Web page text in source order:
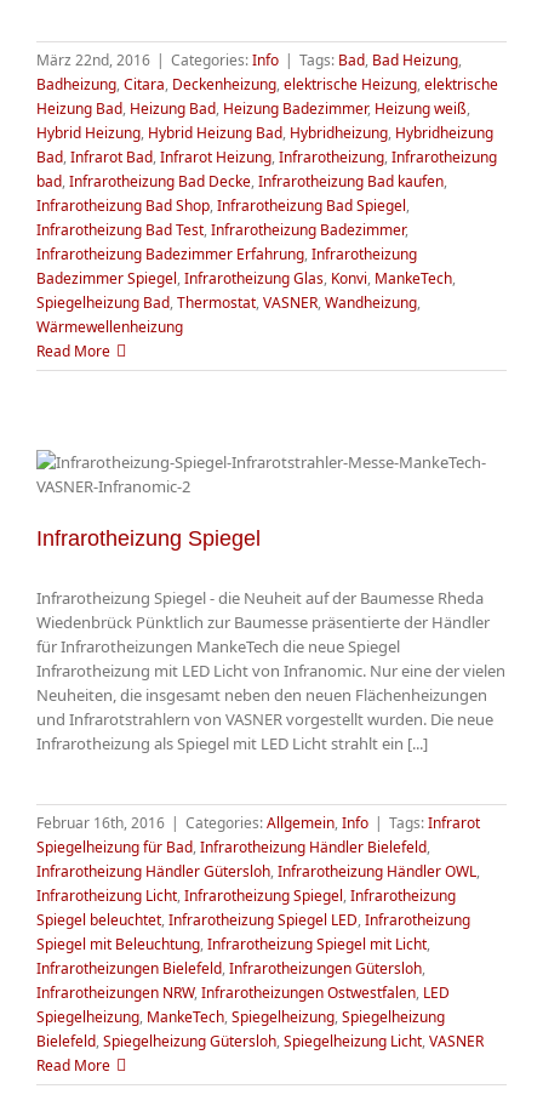
März 22nd, 2016 | Categories:Info | Tags: Bad, Bad Heizung,
Badheizung,Citara, Deckenheizung,elektrische Heizung,elektrische
Heizung Bad, Heizung Bad, Heizung Badezimmer, Heizung weiß,
Hybrid Heizung, Hybrid Heizung Bad, Hybridheizung, Hybridheizung
Bad,Infrarot Bad,Infrarot Heizung,Infrarotheizung,Infrarotheizung
bad,Infrarotheizung Bad Decke,Infrarotheizung Bad kaufen,
Infrarotheizung Bad Shop,Infrarotheizung Bad Spiegel,
Infrarotheizung Bad Test,Infrarotheizung Badezimmer,
Infrarotheizung Badezimmer Erfahrung,Infrarotheizung
Badezimmer Spiegel,Infrarotheizung Glas, Konvi, MankeTech,
Spiegelheizung Bad,Thermostat,VASNER,Wandheizung,
Wärmewellenheizung
Read More
Infrarotheizung Spiegel
Infrarotheizung Spiegel - die Neuheit auf der Baumesse Rheda
Wiedenbrück Pünktlich zur Baumesse präsentierte der Händler
für Infrarotheizungen MankeTech die neue Spiegel
Infrarotheizung mit LED Licht von Infranomic. Nur eine der vielen
Neuheiten, die insgesamt neben den neuen Flächenheizungen
und Infrarotstrahlern von VASNER vorgestellt wurden. Die neue
Infrarotheizung als Spiegel mit LED Licht strahlt ein [...]
Februar 16th, 2016 | Categories:Allgemein,Info | Tags:Infrarot
Spiegelheizung für Bad,Infrarotheizung Händler Bielefeld,
Infrarotheizung Händler Gütersloh,Infrarotheizung Händler OWL,
Infrarotheizung Licht,Infrarotheizung Spiegel,Infrarotheizung
Spiegel beleuchtet,Infrarotheizung Spiegel LED,Infrarotheizung
Spiegel mit Beleuchtung,Infrarotheizung Spiegel mit Licht,
Infrarotheizungen Bielefeld,Infrarotheizungen Gütersloh,
Infrarotheizungen NRW,Infrarotheizungen Ostwestfalen, LED
Spiegelheizung, MankeTech,Spiegelheizung,Spiegelheizung
Bielefeld,Spiegelheizung Gütersloh,Spiegelheizung Licht,VASNER
Read More